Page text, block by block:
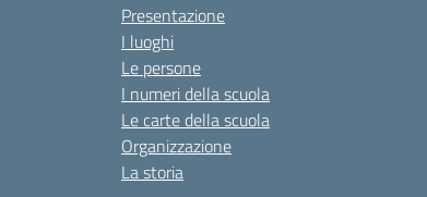
Presentazione
I luoghi
Le persone
I numeri della scuola
Le carte della scuola
Organizzazione
La storia